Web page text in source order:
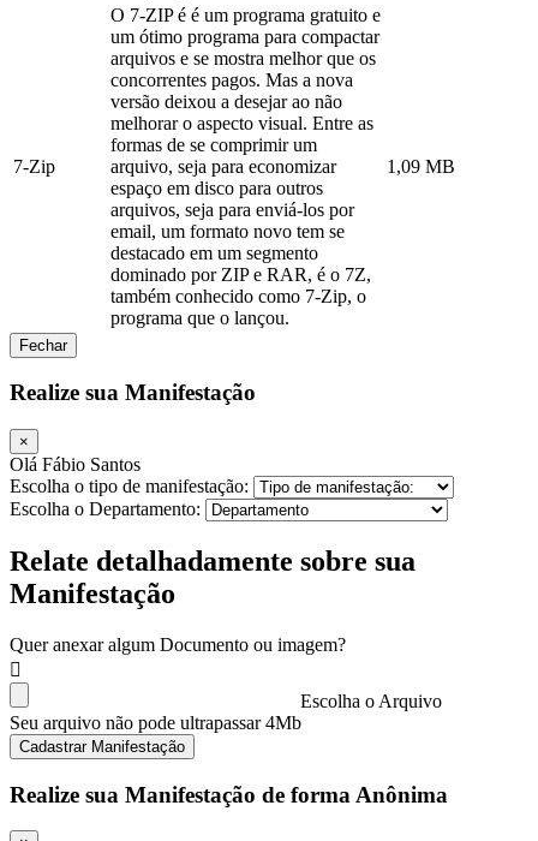
7-Zip
O 7-ZIP é é um programa gratuito e
um ótimo programa para compactar
arquivos e se mostra melhor que os
concorrentes pagos. Mas a nova
versão deixou a desejar ao não
melhorar o aspecto visual. Entre as
formas de se comprimir um
arquivo, seja para economizar
espaço em disco para outros
arquivos, seja para enviá-los por
email, um formato novo tem se
destacado em um segmento
dominado por ZIP e RAR, é o 7Z,
também conhecido como 7-Zip, o
programa que o lançou.
1,09 MB
Fechar
Realize sua Manifestação
×
Olá Fábio Santos
Escolha o tipo de manifestação:
Escolha o Departamento:
Relate detalhadamente sobre sua
Manifestação
Quer anexar algum Documento ou imagem?
Escolha o Arquivo
Seu arquivo não pode ultrapassar 4Mb
Cadastrar Manifestação
Realize sua Manifestação de forma Anônima